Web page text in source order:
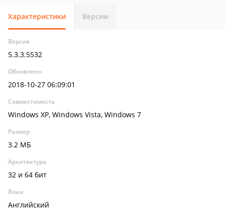
Характеристики Версии
Версия
5.3.3.5532
Обновлено
2018-10-27 06:09:01
Совместимость
Windows XP, Windows Vista, Windows 7
Размер
3.2 МБ
Архитектура
32 и 64 бит
Язык
Английский